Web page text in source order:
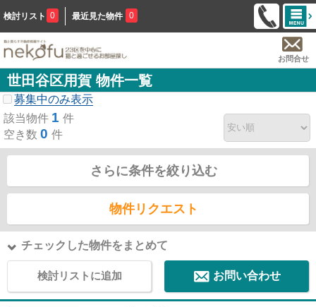
検討リスト 0 最近見た物件 0
お問合せ
世田谷区用賀 物件一覧
募集中のみ表示
該当物件 1 件
空き数 0 件
さらに条件を絞り込む
物件リクエスト
チェックした物件をまとめて
検討リストに追加 お問い合わせ